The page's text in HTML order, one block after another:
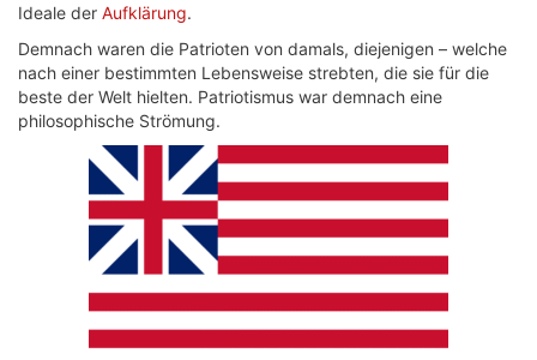
Ideale der Aufklärung.
Demnach waren die Patrioten von damals, diejenigen – welche
nach einer bestimmten Lebensweise strebten, die sie für die
beste der Welt hielten. Patriotismus war demnach eine
philosophische Strömung.